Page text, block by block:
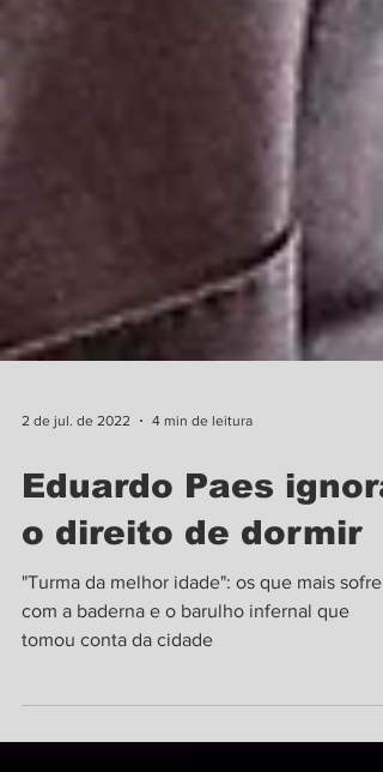
Eduardo Paes ignora
"Turma da melhor idade": os que mais
com a baderna e o barulho infernal que